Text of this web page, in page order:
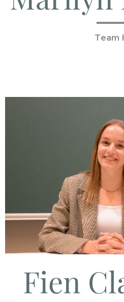
Team
Fien